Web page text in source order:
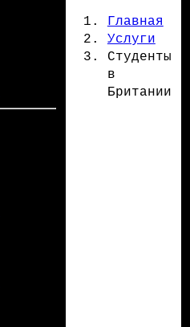
Главная
Услуги
Студенты
в
Британии